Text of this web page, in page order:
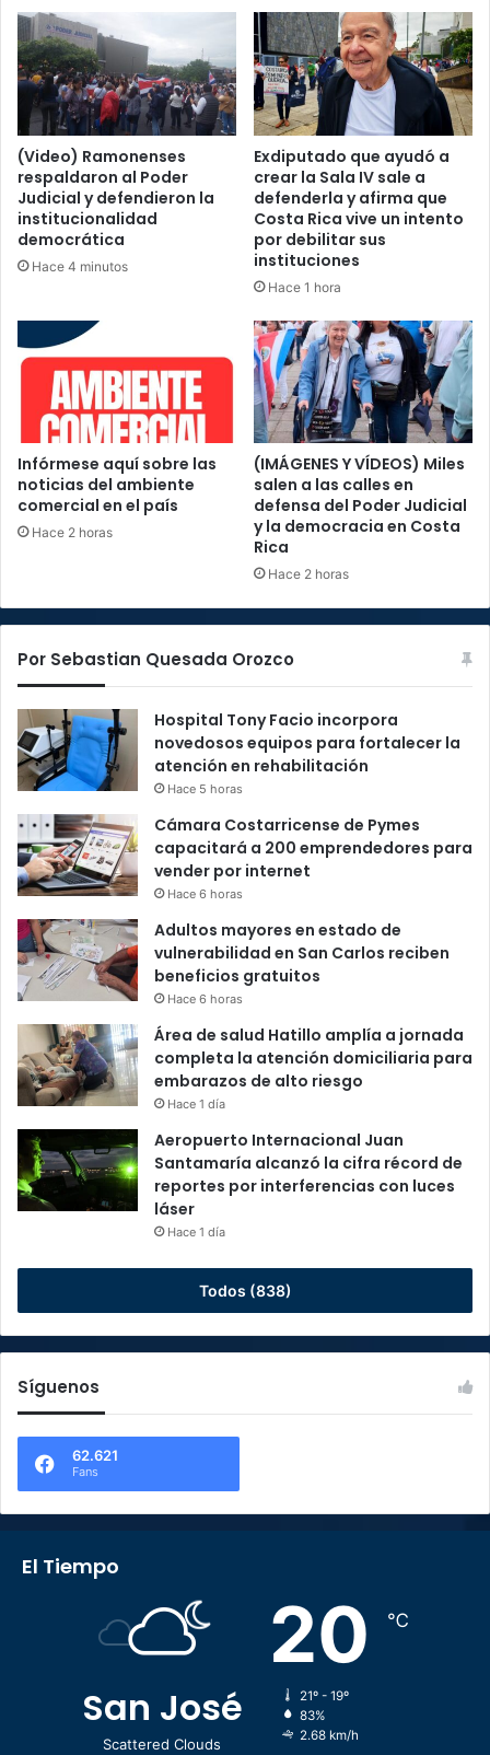
(Video) Ramonenses
respaldaron al Poder
Judicial y defendieron la
institucionalidad
democrática
Hace 4 minutos
Exdiputado que ayudó a
crear la Sala IV sale a
defenderla y afirma que
Costa Rica vive un intento
por debilitar sus
instituciones
Hace 1 hora
Infórmese aquí sobre las
noticias del ambiente
comercial en el país
Hace 2 horas
(IMÁGENES Y VÍDEOS) Miles
salen a las calles en
defensa del Poder Judicial
y la democracia en Costa
Rica
Hace 2 horas
Por Sebastian Quesada Orozco
Hospital Tony Facio incorpora
novedosos equipos para fortalecer la
atención en rehabilitación
Hace 5 horas
Cámara Costarricense de Pymes
capacitará a 200 emprendedores para
vender por internet
Hace 6 horas
Adultos mayores en estado de
vulnerabilidad en San Carlos reciben
beneficios gratuitos
Hace 6 horas
Área de salud Hatillo amplía a jornada
completa la atención domiciliaria para
embarazos de alto riesgo
Hace 1 día
Aeropuerto Internacional Juan
Santamaría alcanzó la cifra récord de
reportes por interferencias con luces
láser
Hace 1 día
Todos (838)
Síguenos
62.621
Fans
El Tiempo
San José
Scattered Clouds
20 ℃
21º - 19º
83%
2.68 km/h